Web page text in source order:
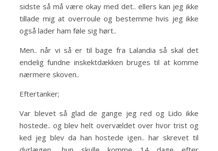
sidste så må være okay med det.. ellers kan jeg ikke
tillade mig at overroule og bestemme hvis jeg ikke
også lader ham føle sig hørt..
Men.. når vi så er til bage fra Lalandia så skal det
endelig fundne inskektdækken bruges til at komme
nærmere skoven..
Eftertanker;
Var blevet så glad de gange jeg red og Lido ikke
hostede.. og blev helt overvældet over hvor trist og
ked jeg blev da han hostede igen.. har skrevet til